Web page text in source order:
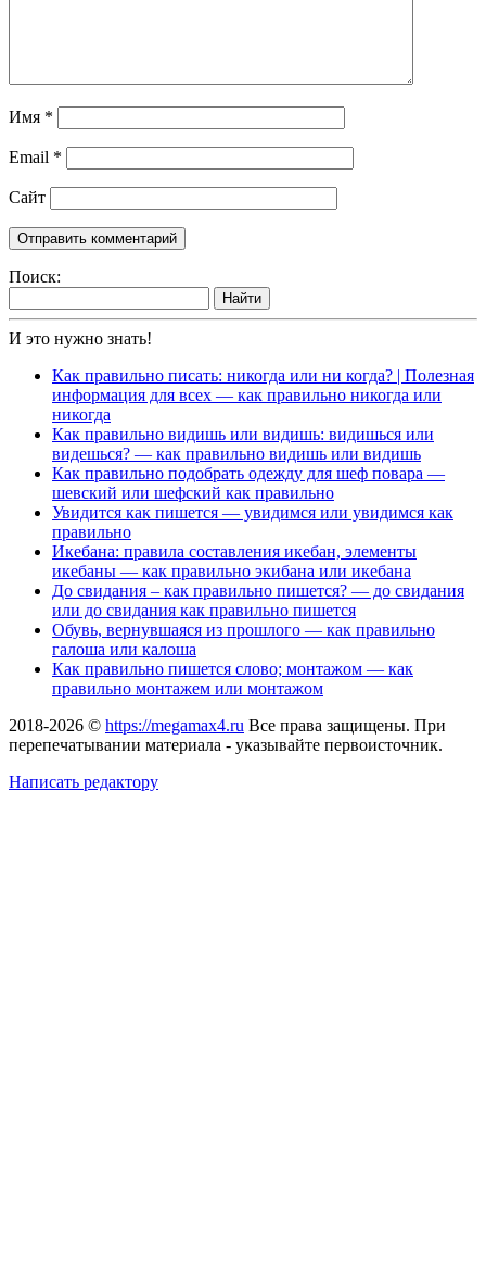
Имя *
Email *
Сайт
Поиск:
Найти
И это нужно знать!
Как правильно писать: никогда или ни когда? | Полезная
информация для всех — как правильно никогда или
никогда
Как правильно видишь или видишь: видишься или
видешься? — как правильно видишь или видишь
Как правильно подобрать одежду для шеф повара —
шевский или шефский как правильно
Увидится как пишется — увидимся или увидимся как
правильно
Икебана: правила составления икебан, элементы
икебаны — как правильно экибана или икебана
До свидания – как правильно пишется? — до свидания
или до свидания как правильно пишется
Обувь, вернувшаяся из прошлого — как правильно
галоша или калоша
Как правильно пишется слово; монтажом — как
правильно монтажем или монтажом
2018-2026 © https://megamax4.ru Все права защищены. При
перепечатывании материала - указывайте первоисточник.
Написать редактору